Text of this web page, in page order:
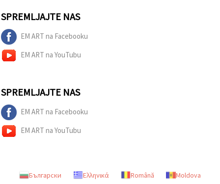
SPREMLJAJTE NAS
EM ART na Facebooku
EM ART na YouTubu
SPREMLJAJTE NAS
EM ART na Facebooku
EM ART na YouTubu
Български Ελληνικά Română Moldova